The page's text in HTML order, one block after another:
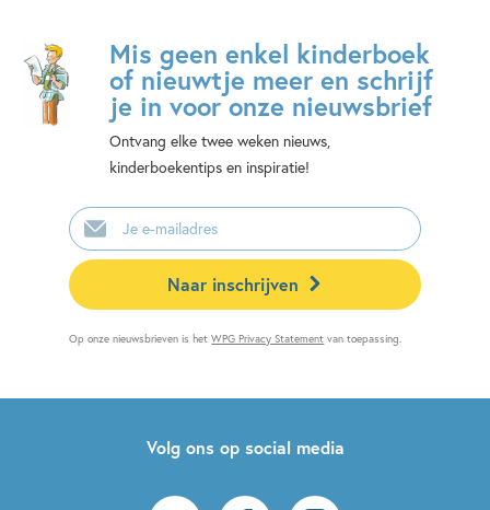
Mis geen enkel kinderboek
of nieuwtje meer en schrijf
je in voor onze nieuwsbrief
Ontvang elke twee weken nieuws,
kinderboekentips en inspiratie!
E-
mailadres
Naar inschrijven
Op onze nieuwsbrieven is hetWPG Privacy Statement van toepassing.
Volg ons op social media